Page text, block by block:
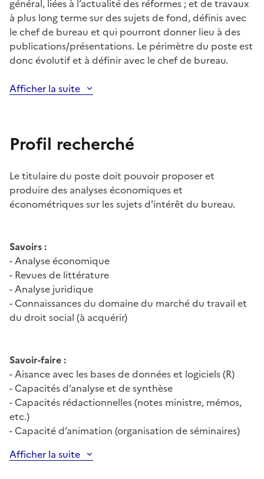
général, liées à l’actualité des réformes ; et de travaux
à plus long terme sur des sujets de fond, définis avec
le chef de bureau et qui pourront donner lieu à des
publications/présentations. Le périmètre du poste est
donc évolutif et à définir avec le chef de bureau.
Afficher la suite
Profil recherché
Le titulaire du poste doit pouvoir proposer et
produire des analyses économiques et
économétriques sur les sujets d'intérêt du bureau.
Savoirs :
- Analyse économique
- Revues de littérature
- Analyse juridique
- Connaissances du domaine du marché du travail et
du droit social (à acquérir)
Savoir-faire :
- Aisance avec les bases de données et logiciels (R)
- Capacités d’analyse et de synthèse
- Capacités rédactionnelles (notes ministre, mémos,
etc.)
- Capacité d’animation (organisation de séminaires)
Afficher la suite